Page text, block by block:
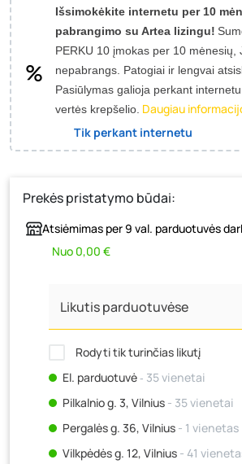
Išsimokėkite internetu per 10
pabrangimo su Artea lizingu!
PERKU 10 įmokas per 10 mėnesių,
nepabrangs. Patogiai ir lengvai
Pasiūlymas galioja perkant
vertės krepšelio. Daugiau
Tik perkant internetu
Prekės pristatymo būdai:
Atsiėmimas per 9 val. parduotuvės
Nuo 0,00 €
Rodyti tik turinčias likutį
El. parduotuvė‐ 35 vienetai
Pilkalnio g. 3, Vilnius - 35 vienetai
Pergalės g. 36, Vilnius - 1 vienetas
Vilkpėdės g. 12, Vilnius - 41